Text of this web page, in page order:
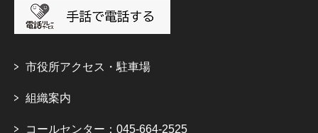
市役所アクセス・駐車場
組織案内
コールセンター：045-664-2525